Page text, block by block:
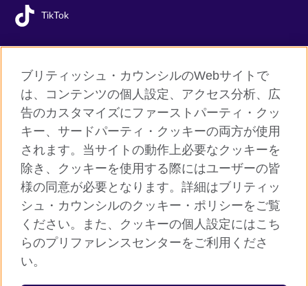
TikTok
ご利用に際して
個人情報保護
クッキー（Cookie）について
よくあるご質問
サイトマップ
ブリティッシュ・カウンシルのWebサイトで
は、コンテンツの個人設定、アクセス分析、広
告のカスタマイズにファーストパーティ・クッ
キー、サードパーティ・クッキーの両方が使用
されます。当サイトの動作上必要なクッキーを
除き、クッキーを使用する際にはユーザーの皆
様の同意が必要となります。詳細はブリティッ
シュ・カウンシルのクッキー・ポリシーをご覧
ください。また、クッキーの個人設定にはこち
らのプリファレンスセンターをご利用くださ
い。